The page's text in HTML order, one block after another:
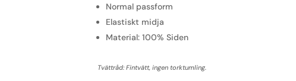
Normal passform
Elastiskt midja
Material: 100% Siden
Tvättråd: Fintvätt, ingen torktumling.